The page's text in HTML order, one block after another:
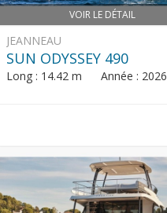
VOIR LE DÉTAIL
JEANNEAU
SUN ODYSSEY 490
Long : 14.42 m Année : 2026